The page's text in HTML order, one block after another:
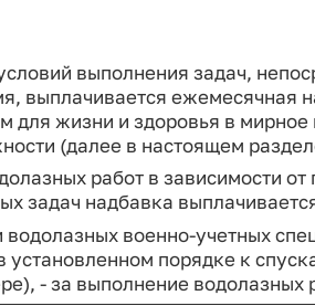
выполнения задач,
выплачивается ежемесячная
для жизни и здоровья в
(далее в настоящем
работ в зависимости
задач надбавка
военно-учетных
порядке к
- за выполнение водолазных